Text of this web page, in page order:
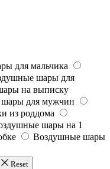
для мальчика
шары для
на выписку
для мужчин
из роддома
шары на 1
Воздушные шары
Reset